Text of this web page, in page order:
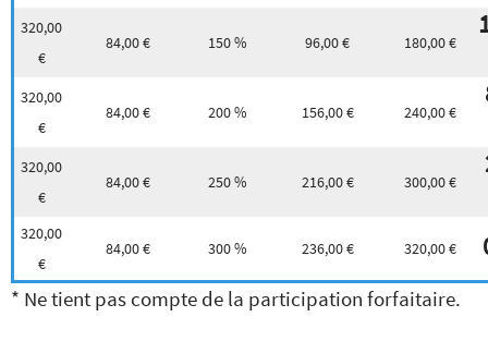
320,00
€
84,00 € 150 % 96,00 € 180,00 €
320,00
€
84,00 € 200 % 156,00 € 240,00 €
320,00
€
84,00 € 250 % 216,00 € 300,00 €
320,00
€
84,00 € 300 % 236,00 € 320,00 €
* Ne tient pas compte de la participation forfaitaire.